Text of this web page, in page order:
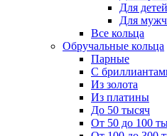
Для детей
Для
Все кольца
Обручальные кольца
Парные
С
Из золота
Из платины
До 50 тысяч
От 50 до 100